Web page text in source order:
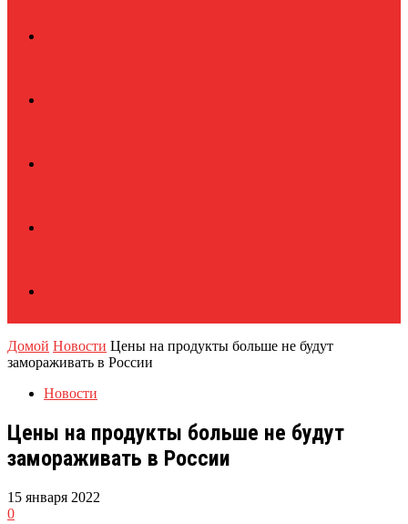
Домой Новости Цены на продукты больше не будут
замораживать в России
Новости
Цены на продукты больше не будут
замораживать в России
15 января 2022
0